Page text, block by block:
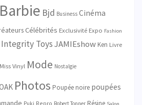
Barbie Bjd Business Cinéma
Célébrités Exclusivité Expo Fashion
Integrity ToysJAMIEshow Ken Livre
Miss Vinyl Mode Nostalgie
Photos Poupée noire poupées
Puki Repro Robert Tonner Résine Salon